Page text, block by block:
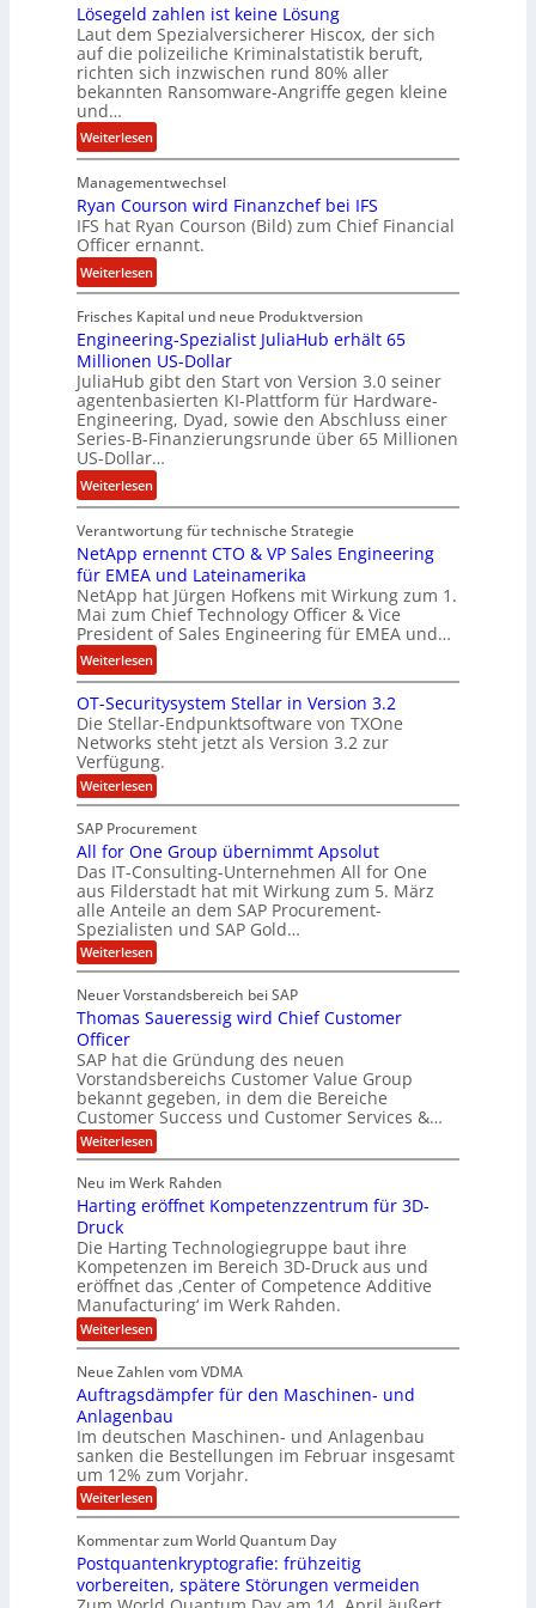
t
e
n
z
s
a
m
e
n
Lösegeld zahlen ist keine Lösung
Laut dem Spezialversicherer Hiscox, der sich
auf die polizeiliche Kriminalstatistik beruft,
richten sich inzwischen rund 80% aller
bekannten Ransomware-Angriffe gegen kleine
und…
Weiterlesen:
L
ö
s
e
g
e
l
d
z
a
h
l
e
i
s
e
i
n
e
L
ö
s
u
n
g
Managementwechsel
Ryan Courson wird Finanzchef bei IFS
IFS hat Ryan Courson (Bild) zum Chief Financial
Officer ernannt.
Weiterlesen:
R
y
a
n
C
o
u
s
o
i
r
d
F
i
n
a
n
z
c
h
f
b
e
i
I
F
S
Frisches Kapital und neue Produktversion
Engineering-Spezialist JuliaHub erhält 65
Millionen US-Dollar
JuliaHub gibt den Start von Version 3.0 seiner
agentenbasierten KI-Plattform für Hardware-
Engineering, Dyad, sowie den Abschluss einer
Series-B-Finanzierungsrunde über 65 Millionen
US-Dollar…
Weiterlesen:
E
n
g
n
e
e
r
i
n
g
-
S
p
e
z
i
a
l
i
s
u
l
i
a
H
u
b
e
r
ä
l
t
6
5
M
i
l
l
i
o
n
U
S
Verantwortung für technische Strategie
NetApp ernennt CTO & VP Sales Engineering
für EMEA und Lateinamerika
NetApp hat Jürgen Hofkens mit Wirkung zum 1.
Mai zum Chief Technology Officer & Vice
President of Sales Engineering für EMEA und…
Weiterlesen:
N
e
t
A
p
p
n
e
n
n
t
C
T
O
V
P
S
a
l
e
s
n
g
i
n
e
r
i
n
g
f
ü
r
E
M
E
OT-Securitysystem Stellar in Version 3.2
Die Stellar-Endpunktsoftware von TXOne
Networks steht jetzt als Version 3.2 zur
Verfügung.
Weiterlesen:
O
-
S
e
c
u
r
i
t
y
y
s
e
m
S
t
e
l
l
r
i
e
r
s
i
o
n
3
.
2
SAP Procurement
All for One Group übernimmt Apsolut
Das IT-Consulting-Unternehmen All for One
aus Filderstadt hat mit Wirkung zum 5. März
alle Anteile an dem SAP Procurement-
Spezialisten und SAP Gold…
Weiterlesen:
A
l
f
r
O
n
e
G
r
o
p
ü
r
n
i
m
m
t
A
p
s
o
l
u
t
Neuer Vorstandsbereich bei SAP
Thomas Saueressig wird Chief Customer
Officer
SAP hat die Gründung des neuen
Vorstandsbereichs Customer Value Group
bekannt gegeben, in dem die Bereiche
Customer Success und Customer Services &…
Weiterlesen:
T
o
m
S
a
u
e
r
e
s
i
g
w
i
r
d
C
h
i
e
f
C
u
Neu im Werk Rahden
Harting eröffnet Kompetenzzentrum für 3D-
Druck
Die Harting Technologiegruppe baut ihre
Kompetenzen im Bereich 3D-Druck aus und
eröffnet das ‚Center of Competence Additive
Manufacturing‘ im Werk Rahden.
Weiterlesen:
H
r
t
i
n
g
e
r
ö
f
n
e
t
K
Neue Zahlen vom VDMA
Auftragsdämpfer für den Maschinen- und
Anlagenbau
Im deutschen Maschinen- und Anlagenbau
sanken die Bestellungen im Februar insgesamt
um 12% zum Vorjahr.
Weiterlesen:
A
f
t
r
a
Kommentar zum World Quantum Day
Postquantenkryptografie: frühzeitig
vorbereiten, spätere Störungen vermeiden